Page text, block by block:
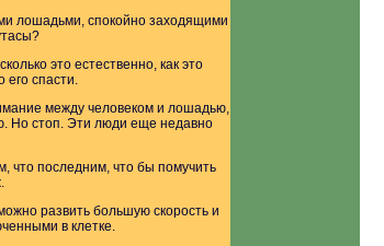
лошадьми, спокойно заходящими
это естественно, как это
его спасти.
между человеком и лошадью,
Но стоп. Эти люди еще недавно
что последним, что бы помучить
развить большую скорость и
в клетке.